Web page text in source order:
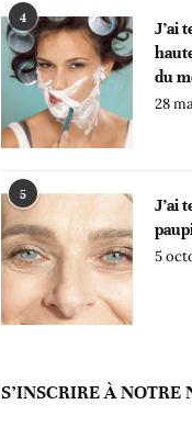
4
J’ai
du
28
5
J’ai
5
S’INSCRIRE À NOTRE